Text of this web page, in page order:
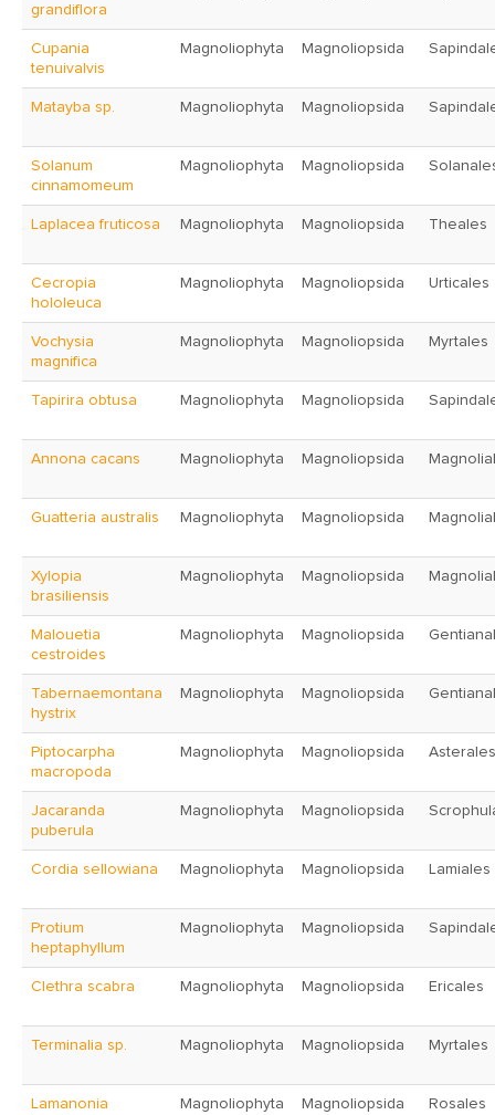
grandiflora
Cupania
tenuivalvis
Magnoliophyta Magnoliopsida
Matayba sp. Magnoliophyta Magnoliopsida
Solanum
cinnamomeum
Magnoliophyta Magnoliopsida
Laplacea fruticosa Magnoliophyta Magnoliopsida Theales
Cecropia
hololeuca
Magnoliophyta Magnoliopsida Urticales
Vochysia
magnifica
Magnoliophyta Magnoliopsida Myrtales
Tapirira obtusa Magnoliophyta Magnoliopsida
Annona cacans Magnoliophyta Magnoliopsida
Guatteria australis Magnoliophyta Magnoliopsida
Xylopia
brasiliensis
Magnoliophyta Magnoliopsida
Malouetia
cestroides
Magnoliophyta Magnoliopsida
Tabernaemontana
hystrix
Magnoliophyta Magnoliopsida
Piptocarpha
macropoda
Magnoliophyta Magnoliopsida Asterales
Jacaranda
puberula
Magnoliophyta Magnoliopsida
Cordia sellowiana Magnoliophyta Magnoliopsida Lamiales
Protium
heptaphyllum
Magnoliophyta Magnoliopsida
Clethra scabra Magnoliophyta Magnoliopsida Ericales
Terminalia sp. Magnoliophyta Magnoliopsida Myrtales
Lamanonia
Magnoliophyta Magnoliopsida Rosales